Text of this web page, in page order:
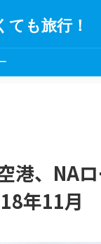
ても旅行！
港、NA
年11月